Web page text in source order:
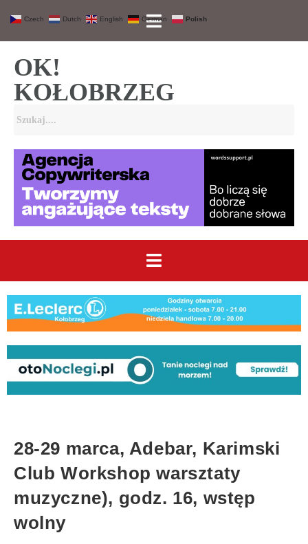
OK!
KOŁOBRZEG
28-29 marca, Adebar, Karimski
Club Workshop warsztaty
muzyczne), godz. 16, wstęp
wolny
Czech Dutch English German Polish